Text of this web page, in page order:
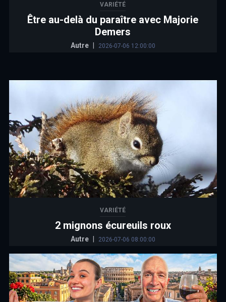
VARIÉTÉ
Être au-delà du paraître avec Majorie
Demers
Autre 2026-07-06 12:00:00
VARIÉTÉ
2 mignons écureuils roux
Autre | 2026-07-06 08:00:00